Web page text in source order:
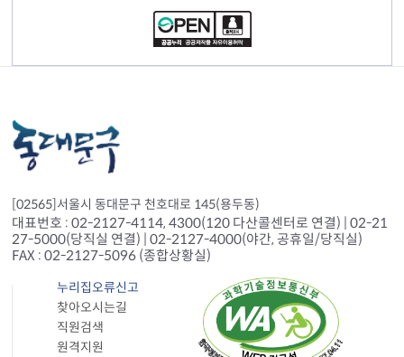
[02565]서울시 동대문구 천호대로 145(용두동)
대표번호 : 02-2127-4114, 4300(120 다산콜센터로 연결) | 02-21
27-5000(당직실 연결) | 02-2127-4000(야간, 공휴일/당직실)
FAX : 02-2127-5096 (종합상황실)
누리집오류신고
찾아오시는길
직원검색
원격지원